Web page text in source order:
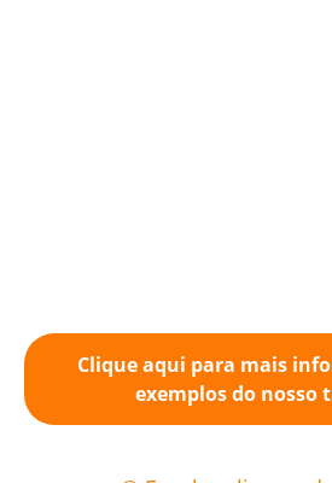
Clique aqui para mais
exemplos do nosso